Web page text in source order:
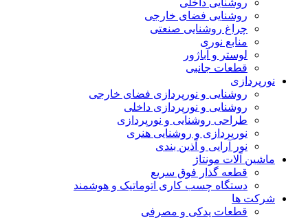
روشنایی داخلی
روشنایی فضای خارجی
چراغ روشنایی صنعتی
منابع نوری
لوستر و آباژور
قطعات جانبی
نورپردازی
روشنایی و نورپردازی فضای خارجی
روشنایی و نورپردازی داخلی
طراحی روشنایی و نورپردازی
نورپردازی و روشنایی هنری
نور آرایی و آذین بندی
ماشین آلات مونتاژ
قطعه گذار فوق سریع
دستگاه چسب کاری اتوماتیک و هوشمند
شرکت ها
قطعات یدکی و مصرفی